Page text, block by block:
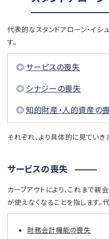
代表的なスタンドアローン・イシ
す。
サービスの喪失
シナジーの喪失
知的財産・人的資産の
それぞれ、より具体的に見ていきま
サービスの喪失
カーブアウトにより、これまで
が使えなくなることを指します。
財務会計機能の喪失